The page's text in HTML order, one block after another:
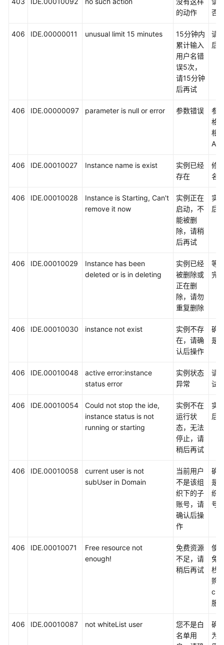
目
ID
问
下
考
品
云
（SLA）
的动作
否
406 IDE.00000011 unusual limit 15 minutes
15分钟内
累计输入
用户名错
误5次，
请15分钟
后再试
请
后
406 IDE.00000097 parameter is null or error 参数错误
参
格
相
406 IDE.00010027 Instance name is exist
实例已经
存在
修
名
406 IDE.00010028
Instance is Starting, Can't
remove it now
实例正在
启动，不
能被删
除，请稍
后再试
实
后
406 IDE.00010029
Instance has been
deleted or is in deleting
实例已经
被删除或
正在删
除，请勿
重复删除
等
完
406 IDE.00010030 instance not exist
实例不存
在，请确
认后操作
确
是
406 IDE.00010048
active error:instance
status error
实例状态
异常
请
试
406 IDE.00010054
Could not stop the ide,
instance status is not
running or starting
实例不在
运行状
态，无法
停止，请
稍后再试
实
后
406 IDE.00010058
current user is not
subUser in Domain
当前用户
不是该组
织下的子
账号，请
确认后操
作
确
是
织
号
406 IDE.00010071
Free resource not
enough!
免费资源
不足，请
稍后再试
使
免
栈
购
服
406 IDE.00010087 not whiteList user
您不是白
名单用
确
为